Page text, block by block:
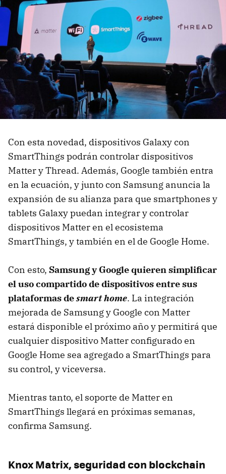
Con esta novedad, dispositivos Galaxy con
SmartThings podrán controlar dispositivos
Matter y Thread. Además, Google también entra
en la ecuación, y junto con Samsung anuncia la
expansión de su alianza para que smartphones y
tablets Galaxy puedan integrar y controlar
dispositivos Matter en el ecosistema
SmartThings, y también en el de Google Home.
Con esto, Samsung y Google quieren simplificar
el uso compartido de dispositivos entre sus
plataformas desmart home. La integración
mejorada de Samsung y Google con Matter
estará disponible el próximo año y permitirá que
cualquier dispositivo Matter configurado en
Google Home sea agregado a SmartThings para
su control, y viceversa.
Mientras tanto, el soporte de Matter en
SmartThings llegará en próximas semanas,
confirma Samsung.
Knox Matrix, seguridad con blockchain